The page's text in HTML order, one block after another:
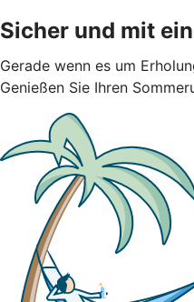
Sicher und mit
Gerade wenn es um
Genießen Sie Ihren